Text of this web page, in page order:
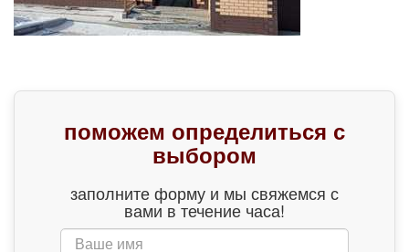
поможем определиться с
выбором
заполните форму и мы свяжемся с
вами в течение часа!